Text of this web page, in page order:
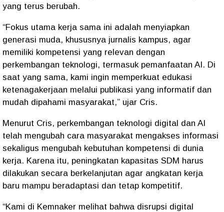
yang terus berubah.
“Fokus utama kerja sama ini adalah menyiapkan
generasi muda, khususnya jurnalis kampus, agar
memiliki kompetensi yang relevan dengan
perkembangan teknologi, termasuk pemanfaatan AI. Di
saat yang sama, kami ingin memperkuat edukasi
ketenagakerjaan melalui publikasi yang informatif dan
mudah dipahami masyarakat,” ujar Cris.
Menurut Cris, perkembangan teknologi digital dan AI
telah mengubah cara masyarakat mengakses informasi
sekaligus mengubah kebutuhan kompetensi di dunia
kerja. Karena itu, peningkatan kapasitas SDM harus
dilakukan secara berkelanjutan agar angkatan kerja
baru mampu beradaptasi dan tetap kompetitif.
“Kami di Kemnaker melihat bahwa disrupsi digital